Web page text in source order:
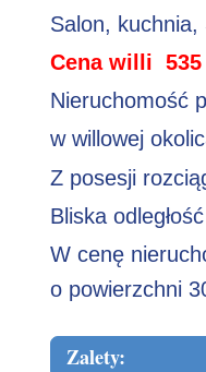
Salon, kuchnia,
Cena willi 535
Nieruchomość
w willowej
Z posesji
Bliska
W cenę
o powierzchni
Zalety: